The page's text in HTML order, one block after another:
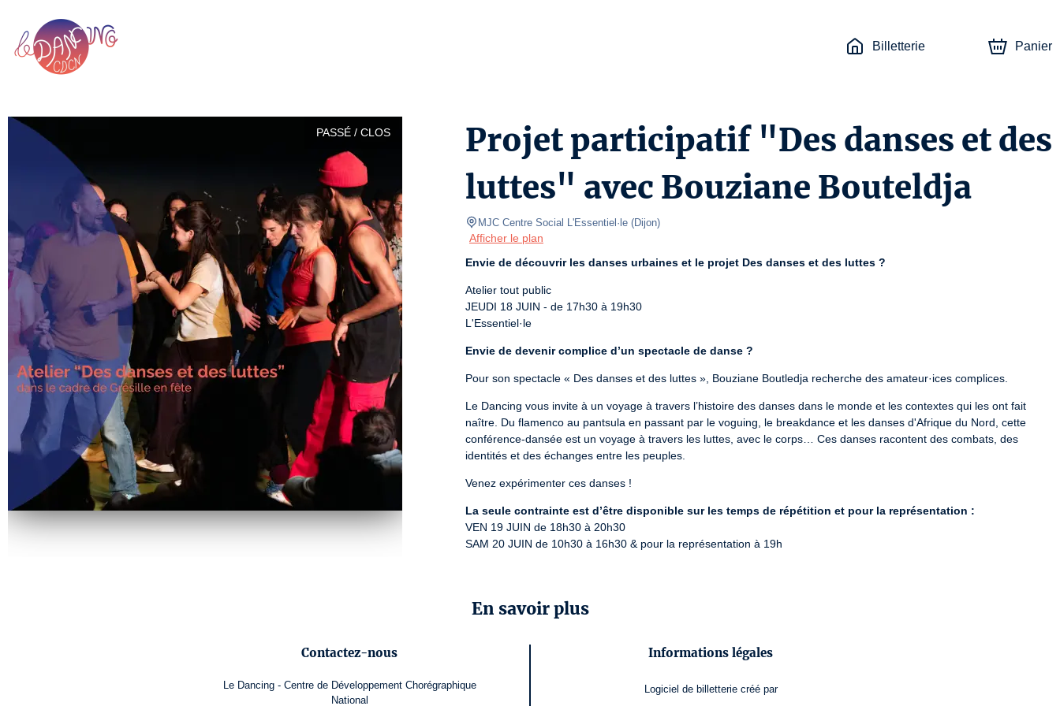
Billetterie Panier
PASSÉ / CLOS
Projet participatif "Des danses et des
luttes" avec Bouziane Bouteldja
MJC Centre Social L'Essentiel·le (Dijon)
Afficher le plan
Envie de découvrir les danses urbaines et le projet Des danses et des luttes ?
Atelier tout public
JEUDI 18 JUIN - de 17h30 à 19h30
L'Essentiel·le
Envie de devenir complice d’un spectacle de danse ?
Pour son spectacle « Des danses et des luttes », Bouziane Boutledja recherche des amateur·ices complices.
Le Dancing vous invite à un voyage à travers l’histoire des danses dans le monde et les contextes qui les ont fait
naître. Du flamenco au pantsula en passant par le voguing, le breakdance et les danses d'Afrique du Nord, cette
conférence-dansée est un voyage à travers les luttes, avec le corps… Ces danses racontent des combats, des
identités et des échanges entre les peuples.
Venez expérimenter ces danses !
La seule contrainte est d’être disponible sur les temps de répétition et pour la représentation :
VEN 19 JUIN de 18h30 à 20h30
SAM 20 JUIN de 10h30 à 16h30 & pour la représentation à 19h
Numéro de licence : PLATESV-R-2021-000374 / PLATESV-R-2020-010498 / PLATESV-R-2020-010490
En savoir plus
Contactez-nous
Le Dancing - Centre de Développement Chorégraphique
National
Informations légales
Logiciel de billetterie créé par